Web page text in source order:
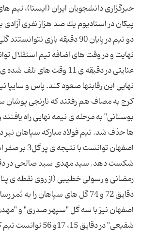
خبرگزاری دانشجویان ایران (ایسنا)، تیم
پیكان در استادیوم یك صد هزاز نفری
دو تیم در پایان 90 دقیقه بازی
نهایت و در وقت های اضافه تیم استقلال
عنایتی در دقیقه ی 11 وقت
نهایی این رقابتها صعود كند. پاس و سایپا
كرج به مصاف هم رفتند كه نارنجی پوشان
بوستانی" به مرحله ی نیمه نهایی راه
ها حذف شد. تیم فولاد مباركه سپاهان
اصفهان توانست با
رمضانی و رسولی خطیبی (از روی نقطه ی
دقایق 72 و 74 گل های سپاهان را
اصفهان نیز با سه گل "سپهر صدری" و
شفیعی" در دقایق 15،